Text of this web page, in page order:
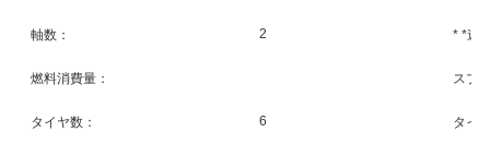
軸数： 2 * *速
燃料消費量： スプ
タイヤ数： 6 タイ